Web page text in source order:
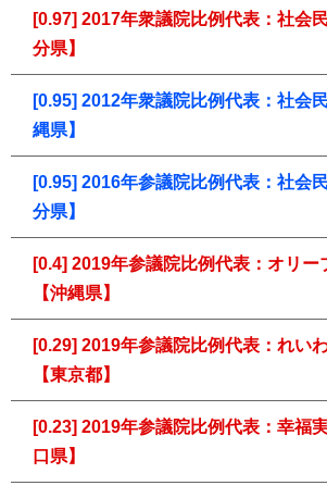
[0.97] 2017年衆議院比例代表：社会
分県】
[0.95] 2012年衆議院比例代表：社会
縄県】
[0.95] 2016年参議院比例代表：社会
分県】
[0.4] 2019年参議院比例代表：オリー
【沖縄県】
[0.29] 2019年参議院比例代表：れい
【東京都】
[0.23] 2019年参議院比例代表：幸福
口県】